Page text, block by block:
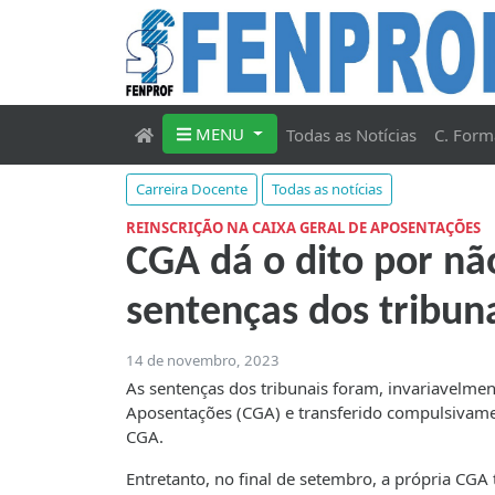
MENU Todas as Notícias C.
Carreira Docente
Todas as notícias
REINSCRIÇÃO NA CAIXA GERAL DE APOSENTAÇÕES
CGA dá o dito por
sentenças dos
14 de novembro, 2023
As sentenças dos tribunais foram,
Aposentações (CGA) e transferido
CGA.
Entretanto, no final de setembro, a própria